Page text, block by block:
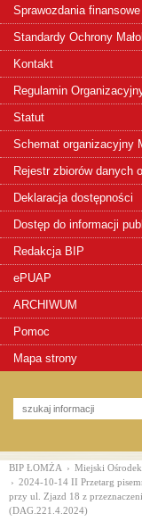
Sprawozdania finansowe
Standardy Ochrony
Kontakt
Regulamin
Statut
Schemat organizacyjny
Rejestr zbiorów danych
Deklaracja dostępności
Dostęp do informacji
Redakcja BIP
ePUAP
ARCHIWUM
Pomoc
Mapa strony
BIP ŁOMŻA › Miejski
› 2024-10-14 II Przetarg
przy ul. Zjazd 18 z
(DAG.221.4.2024)